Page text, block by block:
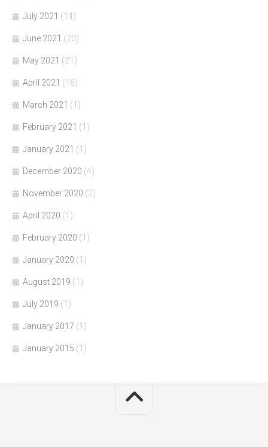
July 2021 (14)
June 2021 (20)
May 2021 (21)
April 2021 (16)
March 2021 (1)
February 2021 (1)
January 2021 (1)
December 2020 (4)
November 2020 (2)
April 2020 (1)
February 2020 (1)
January 2020 (1)
August 2019 (1)
July 2019 (1)
January 2017 (1)
January 2015 (1)